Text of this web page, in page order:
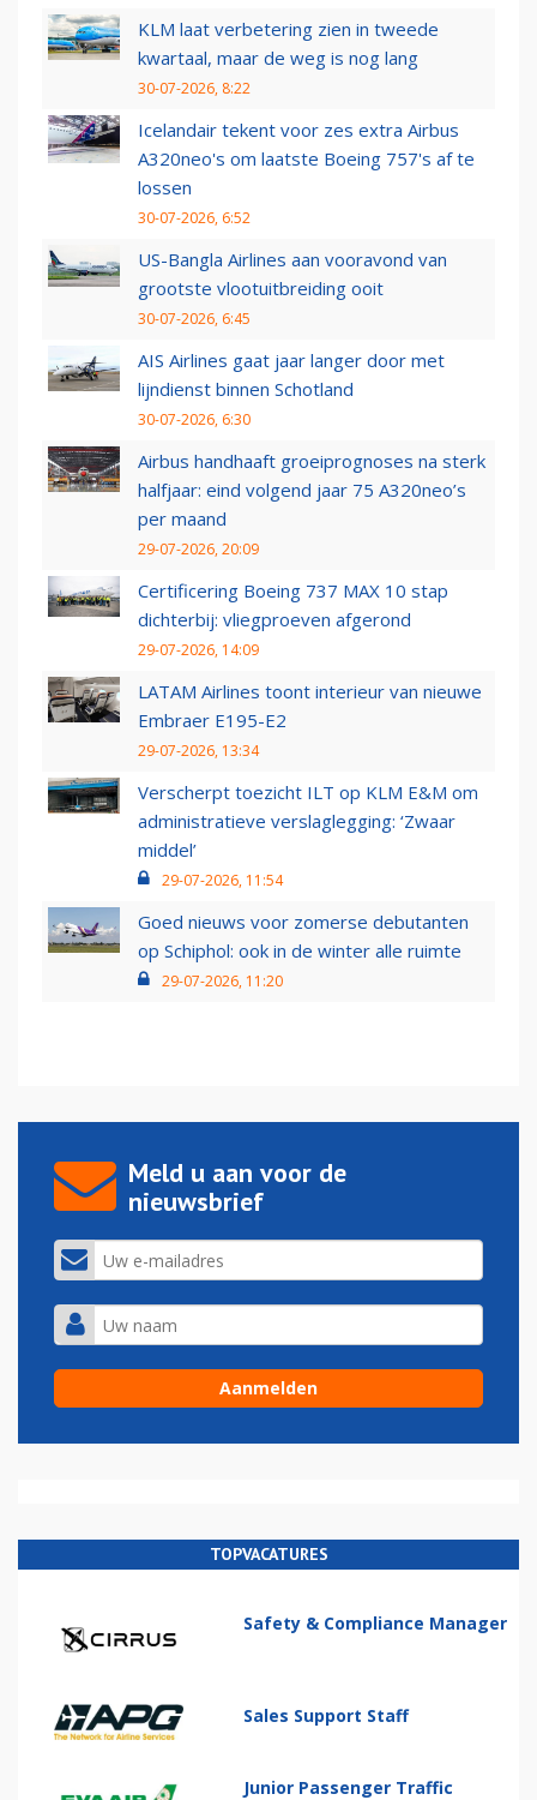
KLM laat verbetering zien in tweede
kwartaal, maar de weg is nog lang
30-07-2026, 8:22
Icelandair tekent voor zes extra Airbus
A320neo's om laatste Boeing 757's af te
lossen
30-07-2026, 6:52
US-Bangla Airlines aan vooravond van
grootste vlootuitbreiding ooit
30-07-2026, 6:45
AIS Airlines gaat jaar langer door met
lijndienst binnen Schotland
30-07-2026, 6:30
Airbus handhaaft groeiprognoses na sterk
halfjaar: eind volgend jaar 75 A320neo’s
per maand
29-07-2026, 20:09
Certificering Boeing 737 MAX 10 stap
dichterbij: vliegproeven afgerond
29-07-2026, 14:09
LATAM Airlines toont interieur van nieuwe
Embraer E195-E2
29-07-2026, 13:34
Verscherpt toezicht ILT op KLM E&M om
administratieve verslaglegging: ‘Zwaar
middel’
29-07-2026, 11:54
Goed nieuws voor zomerse debutanten
op Schiphol: ook in de winter alle ruimte
29-07-2026, 11:20
Meld u aan voor de
nieuwsbrief
TOPVACATURES
Safety & Compliance Manager
Sales Support Staff
Junior Passenger Traffic